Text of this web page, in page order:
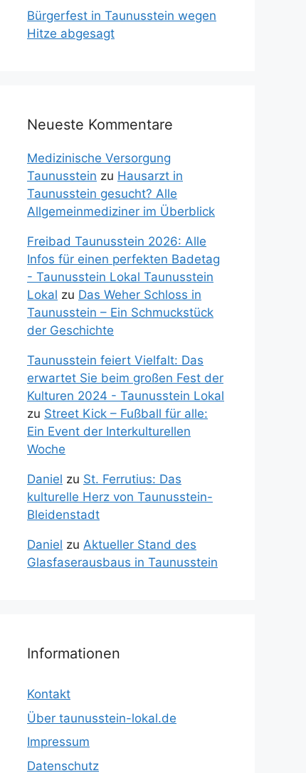
Bürgerfest in Taunusstein wegen
Hitze abgesagt
Neueste Kommentare
Medizinische Versorgung
Taunusstein zu Hausarzt in
Taunusstein gesucht? Alle
Allgemeinmediziner im Überblick
Freibad Taunusstein 2026: Alle
Infos für einen perfekten Badetag
- Taunusstein Lokal Taunusstein
Lokal zu Das Weher Schloss in
Taunusstein – Ein Schmuckstück
der Geschichte
Taunusstein feiert Vielfalt: Das
erwartet Sie beim großen Fest der
Kulturen 2024 - Taunusstein Lokal
zu Street Kick – Fußball für alle:
Ein Event der Interkulturellen
Woche
Daniel zu St. Ferrutius: Das
kulturelle Herz von Taunusstein-
Bleidenstadt
Daniel zu Aktueller Stand des
Glasfaserausbaus in Taunusstein
Informationen
Kontakt
Über taunusstein-lokal.de
Impressum
Datenschutz